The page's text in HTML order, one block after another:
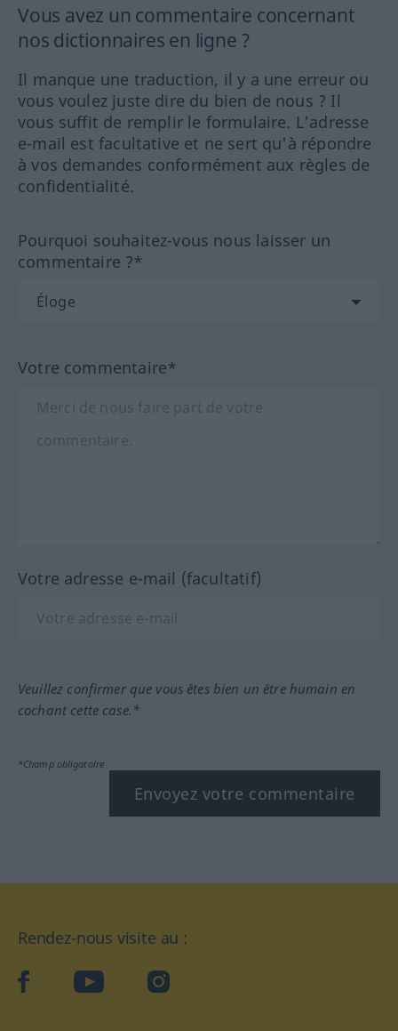
Vous avez un commentaire concernant
nos dictionnaires en ligne ?
Il manque une traduction, il y a une erreur ou
vous voulez juste dire du bien de nous ? Il
vous suffit de remplir le formulaire. L'adresse
e-mail est facultative et ne sert qu'à répondre
à vos demandes conformément aux règles de
confidentialité.
Pourquoi souhaitez-vous nous laisser un
commentaire ?*
Votre commentaire*
Votre adresse e-mail (facultatif)
Veuillez confirmer que vous êtes bien un être humain en
cochant cette case.*
*Champ obligatoire
Envoyez votre commentaire
Rendez-nous visite au :
facebookYouTube Instagram